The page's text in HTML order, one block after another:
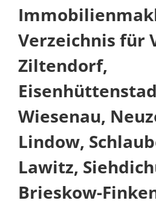
Verzeichnis für
Ziltendorf,
Wiesenau,
Lindow,
Lawitz,
Brieskow-